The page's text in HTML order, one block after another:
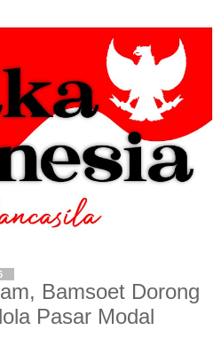
Bamsoet Dorong
Pasar Modal